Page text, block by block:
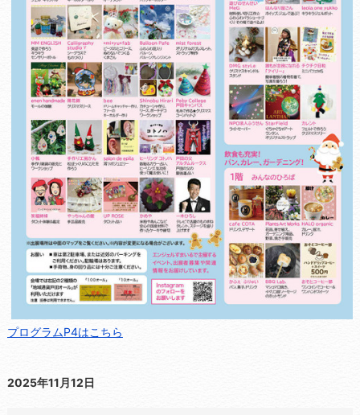
プログラムP4はこちら
2025年11月12日